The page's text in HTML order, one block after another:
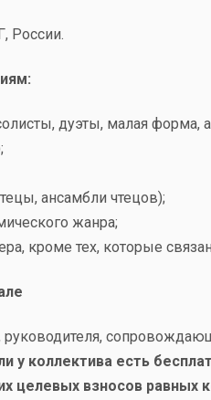
России.
дуэты, малая форма,
ансамбли чтецов);
жанра;
кроме тех, которые
руководителя,
у коллектива есть
взносов равных